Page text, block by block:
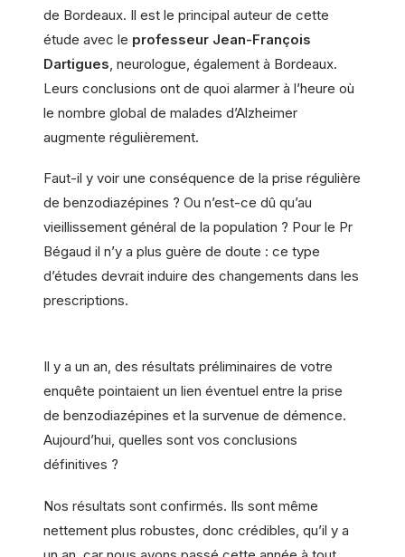
de Bordeaux. Il est le principal auteur de cette
étude avec le professeur Jean-François
Dartigues , neurologue, également à Bordeaux.
Leurs conclusions ont de quoi alarmer à l’heure où
le nombre global de malades d’Alzheimer
augmente régulièrement.
Faut-il y voir une conséquence de la prise régulière
de benzodiazépines ? Ou n’est-ce dû qu’au
vieillissement général de la population ? Pour le Pr
Bégaud il n’y a plus guère de doute : ce type
d’études devrait induire des changements dans les
prescriptions.
Il y a un an, des résultats préliminaires de votre
enquête pointaient un lien éventuel entre la prise
de benzodiazépines et la survenue de démence.
Aujourd’hui, quelles sont vos conclusions
définitives ?
Nos résultats sont confirmés. Ils sont même
nettement plus robustes, donc crédibles, qu’il y a